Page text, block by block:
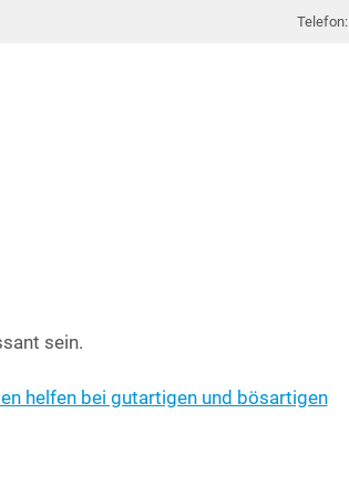
Telefon:
sein.
hel­fen bei gut­ar­ti­gen und bös­ar­ti­gen